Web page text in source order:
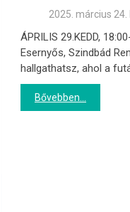
2025. március
ÁPRILIS 29.KEDD,
Esernyős, Szindbád
hallgathatsz, ahol a
Bővebben...